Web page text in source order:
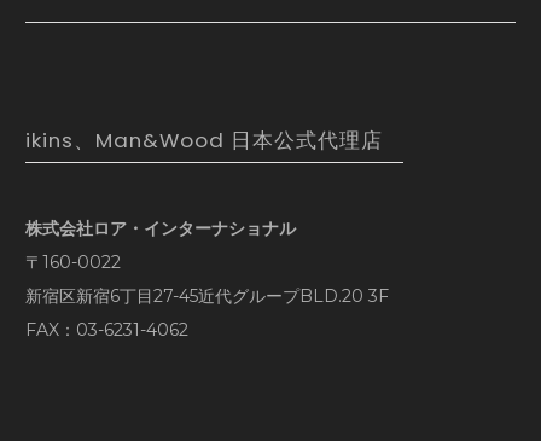
ikins、Man&Wood 日本公式代理店
株式会社ロア・インターナショナル
〒160-0022
新宿区新宿6丁目27-45近代グループBLD.20 3F
FAX：03-6231-4062